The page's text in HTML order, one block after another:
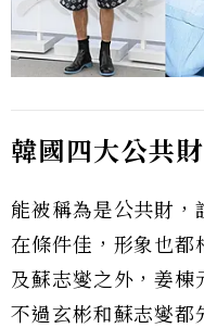
韓國四大公共
能被稱為是公共財，
在條件佳，形象也都
及蘇志燮之外，姜棟
不過玄彬和蘇志燮都